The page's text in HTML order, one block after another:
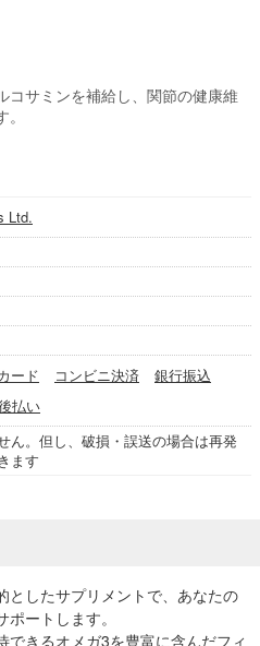
コサミンを補給し、関節の健康維
Ltd.
ード コンビニ決済
銀行振込
払い
ん。但し、破損・誤送の場合は再発
ます
としたサプリメントで、あなたの
ートします。
きるオメガ3を豊富に含んだフィ